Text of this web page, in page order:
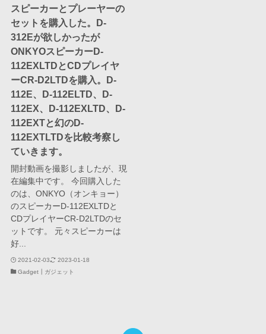
スピーカーとプレーヤーの
セットを購入した。D-
312Eが欲しかったが
ONKYOスピーカーD-
112EXLTDとCDプレイヤ
ーCR-D2LTDを購入。D-
112E、D-112ELTD、D-
112EX、D-112EXLTD、D-
112EXTと幻のD-
112EXTLTDを比較考察し
ていきます。
開封動画を撮影しましたが、現
在編集中です。 今回購入した
のは、ONKYO（オンキョー）
のスピーカーD-112EXLTDと
CDプレイヤーCR-D2LTDのセ
ットです。 元々スピーカーは
好...
2021-02-03
2023-01-18
Gadget┃ガジェット